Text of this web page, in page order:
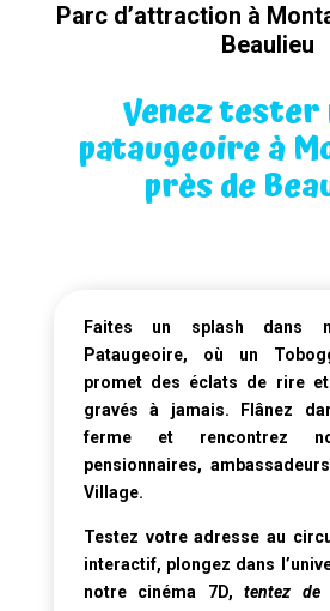
Parc d’attraction à
Beaulieu
Venez
pataugeoire à
près de
Faites un splash dans
Pataugeoire, où un
promet des éclats de rire
gravés à jamais. Flânez
ferme et rencontrez
pensionnaires,
Village.
Testez votre adresse au
interactif, plongez dans
notre cinéma 7D,tentez de